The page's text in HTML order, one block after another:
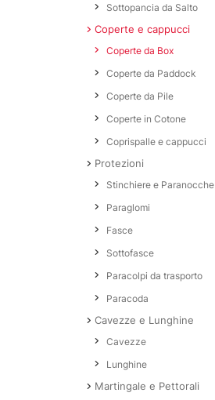
Sottopancia da Salto
Coperte e cappucci
Coperte da Box
Coperte da Paddock
Coperte da Pile
Coperte in Cotone
Coprispalle e cappucci
Protezioni
Stinchiere e Paranocche
Paraglomi
Fasce
Sottofasce
Paracolpi da trasporto
Paracoda
Cavezze e Lunghine
Cavezze
Lunghine
Martingale e Pettorali